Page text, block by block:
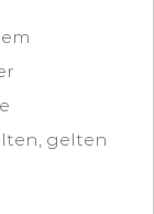
gelten